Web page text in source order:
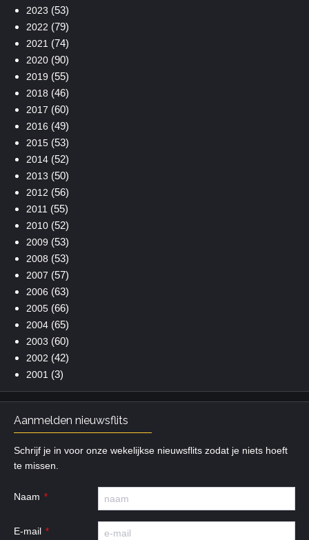
2023 (53)
2022 (79)
2021 (74)
2020(90)
2019 (55)
2018 (46)
2017 (60)
2016 (49)
2015(53)
2014(52)
2013 (50)
2012 (56)
2011 (55)
2010(52)
2009 (53)
2008 (53)
2007 (57)
2006 (63)
2005(66)
2004(65)
2003 (60)
2002 (42)
2001 (3)
Aanmelden nieuwsflits
Schrijf je in voor onze wekelijkse nieuwsflits zodat je niets hoeft
te missen.
Naam
E-mail